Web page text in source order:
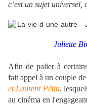
c’est un sujet universel,
Juliette
Afin de palier à
fait appel à un couple
et Laurent Pétin,
au cinéma en